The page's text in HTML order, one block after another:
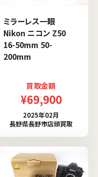
ミラーレス一眼
Nikon ニコン Z50
16-50mm 50-
200mm
買取金額
¥69,900
2025年02月
長野県長野市店頭買取